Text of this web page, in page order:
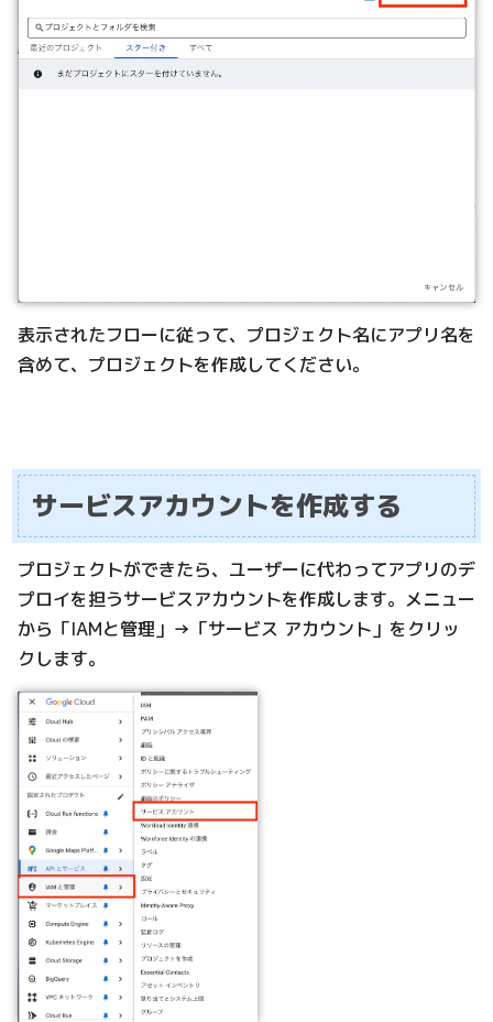
表示されたフローに従って、プロジェクト名にアプリ名を
含めて、プロジェクトを作成してください。
サービスアカウントを作成する
プロジェクトができたら、ユーザーに代わってアプリのデ
プロイを担うサービスアカウントを作成します。メニュー
から「IAMと管理」→「サービス アカウント」をクリッ
クします。